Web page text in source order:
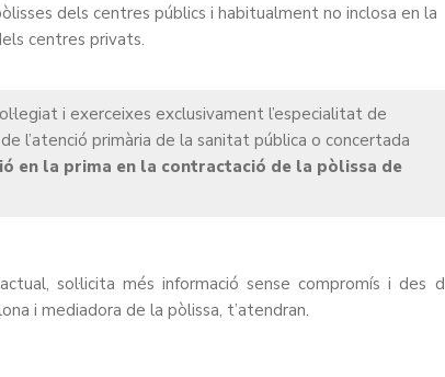
dels centres públics i habitualment no inclosa en la
centres privats.
i exerceixes exclusivament l’especialitat de
l’atenció primària de la sanitat pública o concertada
en la prima en la contractació de la pòlissa de
sol·licita més informació sense compromís i des
i mediadora de la pòlissa, t’atendran.